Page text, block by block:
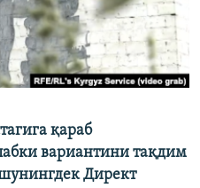
қараб
вариантини тақдим
Директ